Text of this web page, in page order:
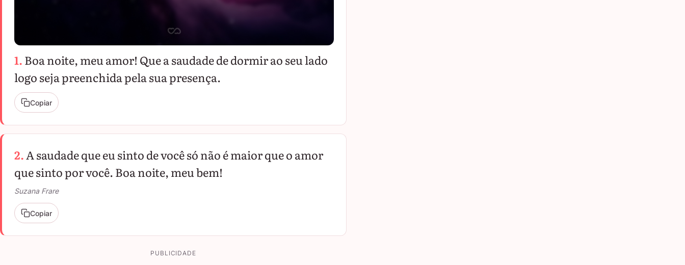
1.Boa noite, meu amor! Que a saudade de dormir ao seu lado
logo seja preenchida pela sua presença.
Copiar
2.A saudade que eu sinto de você só não é maior que o amor
que sinto por você. Boa noite, meu bem!
Suzana Frare
Copiar
PUBLICIDADE